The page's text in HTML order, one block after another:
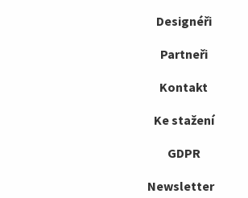
Designéři
Partneři
Kontakt
Ke stažení
GDPR
Newsletter